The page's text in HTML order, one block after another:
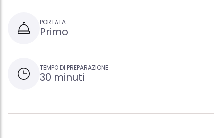
PORTATA
Primo
TEMPO DI PREPARAZIONE
30 minuti